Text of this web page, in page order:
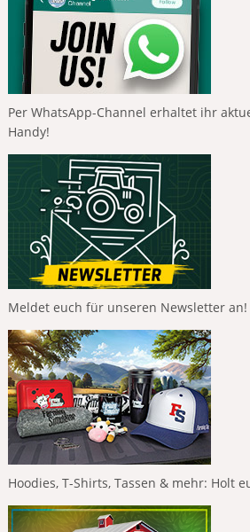
Per WhatsApp-Channel erhaltet ihr
Handy!
Meldet euch für unseren Newsletter an!
Hoodies, T-Shirts, Tassen & mehr: Holt